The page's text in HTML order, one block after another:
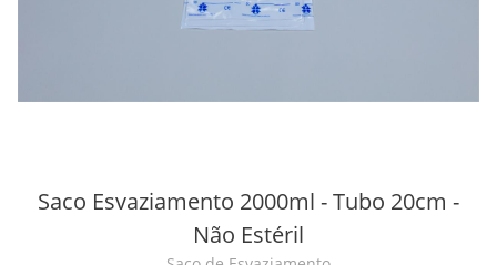
Saco Esvaziamento 2000ml - Tubo 20cm -
Não Estéril